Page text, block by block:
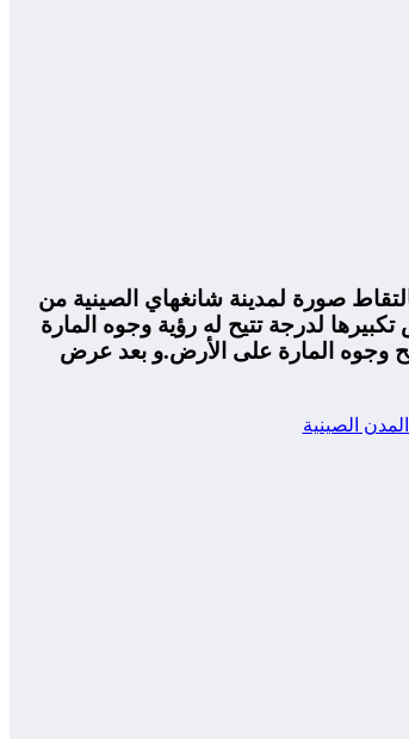
صورة لمدينة شانغهاي الصينية من
حجم الصورة العملاق للشخص تكبيرها لدرجة تتيح له رؤية وجوه المارة
حتى تتضح وجوه المارة على الأرض.و بعد عرض